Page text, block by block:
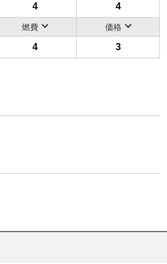
4 4
燃費 価格
4 3